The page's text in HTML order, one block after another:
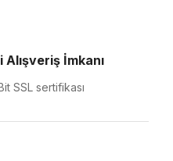
Alışveriş İmkanı
SSL sertifikası